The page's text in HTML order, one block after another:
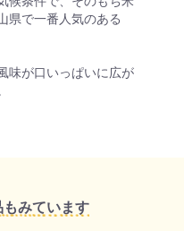
県で一番人気のある
味が口いっぱいに広が
みています